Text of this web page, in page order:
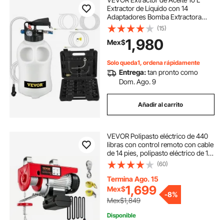
Extractor de Líquido con 14
Adaptadores Bomba Extractora
Líquidos 10 x 5,6 x 15 cm para
Sustitución de Aceite en ATV,
Barcos, Equipos Agrícolas,
Vehículos de Motores
(15)
Mex$1,980
Solo queda1, ordena rápidamente
Entrega:tan pronto como
Dom. Ago. 9
Añadir al carrito
VEVOR Polipasto eléctrico de 440
libras con control remoto con cable
de 14 pies, polipasto eléctrico de 110
voltios con altura de elevación de
cable único de 40 pies y motor de
cobre puro, para fábric
(60)
Termina Ago. 15
Mex$1,699
Mex$1,849
-8%
Disponible